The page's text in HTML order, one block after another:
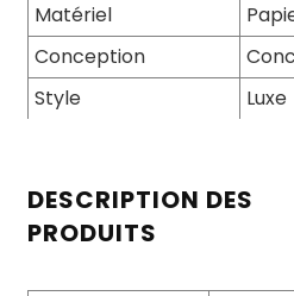
Matériel
Conception
Style
Luxe
DESCRIPTION DES
PRODUITS